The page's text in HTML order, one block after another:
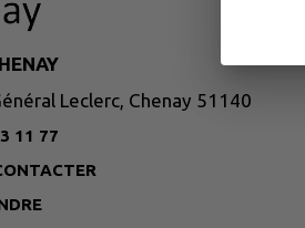
Leclerc, Chenay 51140
11 77